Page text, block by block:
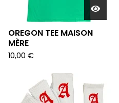
OREGON TEE MAISON
MÈRE
10,00 €